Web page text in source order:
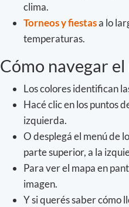
clima.
Torneos y fiestasa lo
temperaturas.
Cómo navegar el
Los colores identifican
Hacé clic en los puntos
izquierda.
O desplegá el menú de
parte superior, a la
Para ver el mapa en
imagen.
Y si querés saber cómo